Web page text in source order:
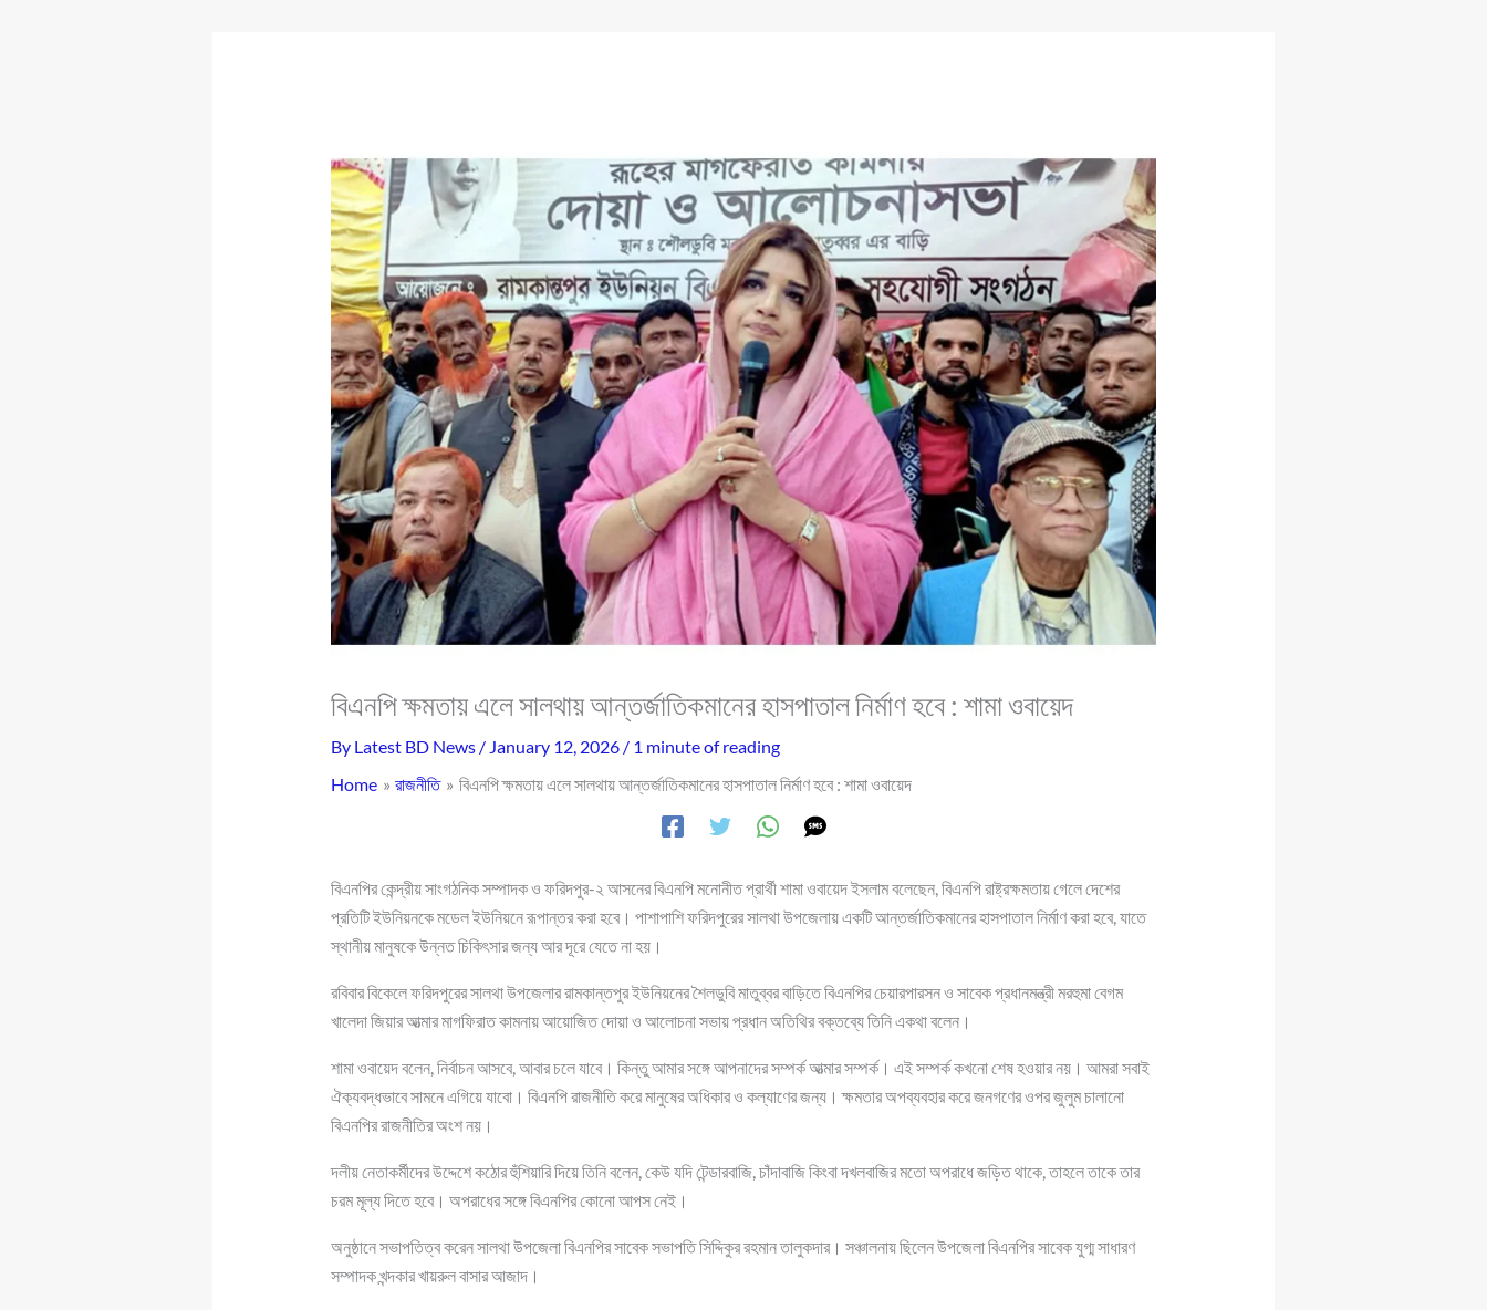
বিএনপি ক্ষমতায় এলে সালথায় আন্তর্জাতিকমানের হাসপাতাল নির্মাণ হবে : শামা ওবায়েদ
By Latest BD News / January 12, 2026 / 1 minute of reading
Home
রাজনীতি বিএনপি ক্ষমতায় এলে সালথায় আন্তর্জাতিকমানের হাসপাতাল নির্মাণ হবে : শামা ওবায়েদ
বিএনপির কেন্দ্রীয় সাংগঠনিক সম্পাদক ও ফরিদপুর-২ আসনের বিএনপি মনোনীত প্রার্থী শামা ওবায়েদ ইসলাম বলেছেন, বিএনপি রাষ্ট্রক্ষমতায় গেলে দেশের
প্রতিটি ইউনিয়নকে মডেল ইউনিয়নে রূপান্তর করা হবে। পাশাপাশি ফরিদপুরের সালথা উপজেলায় একটি আন্তর্জাতিকমানের হাসপাতাল নির্মাণ করা হবে, যাতে
স্থানীয় মানুষকে উন্নত চিকিৎসার জন্য আর দূরে যেতে না হয়।
রবিবার বিকেলে ফরিদপুরের সালথা উপজেলার রামকান্তপুর ইউনিয়নের শৈলডুবি মাতুব্বর বাড়িতে বিএনপির চেয়ারপারসন ও সাবেক প্রধানমন্ত্রী মরহুমা বেগম
খালেদা জিয়ার আত্মার মাগফিরাত কামনায় আয়োজিত দোয়া ও আলোচনা সভায় প্রধান অতিথির বক্তব্যে তিনি একথা বলেন।
শামা ওবায়েদ বলেন, নির্বাচন আসবে, আবার চলে যাবে। কিন্তু আমার সঙ্গে আপনাদের সম্পর্ক আত্মার সম্পর্ক। এই সম্পর্ক কখনো শেষ হওয়ার নয়। আমরা সবাই
ঐক্যবদ্ধভাবে সামনে এগিয়ে যাবো। বিএনপি রাজনীতি করে মানুষের অধিকার ও কল্যাণের জন্য। ক্ষমতার অপব্যবহার করে জনগণের ওপর জুলুম চালানো
বিএনপির রাজনীতির অংশ নয়।
দলীয় নেতাকর্মীদের উদ্দেশে কঠোর হুঁশিয়ারি দিয়ে তিনি বলেন, কেউ যদি টেন্ডারবাজি, চাঁদাবাজি কিংবা দখলবাজির মতো অপরাধে জড়িত থাকে, তাহলে তাকে তার
চরম মূল্য দিতে হবে। অপরাধের সঙ্গে বিএনপির কোনো আপস নেই।
অনুষ্ঠানে সভাপতিত্ব করেন সালথা উপজেলা বিএনপির সাবেক সভাপতি সিদ্দিকুর রহমান তালুকদার। সঞ্চালনায় ছিলেন উপজেলা বিএনপির সাবেক যুগ্ম সাধারণ
সম্পাদক খন্দকার খায়রুল বাসার আজাদ।